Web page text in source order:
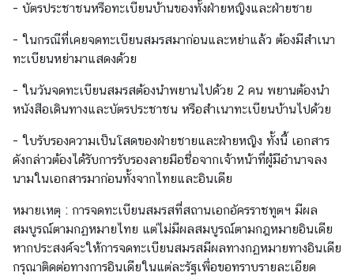
ช
ต
ข่
า
ว
ส
า
/
กิ
จ
ก
- บัตรประชาชนหรือทะเบียนบ้านของทั้งฝ่ายหญิงและฝ่ายชาย
- ในกรณีที่เคยจดทะเบียนสมรสมาก่อนและหย่าแล้ว ต้องมีสำเนา
ทะเบียนหย่ามาแสดงด้วย
- ในวันจดทะเบียนสมรสต้องนำพยานไปด้วย 2 คน พยานต้องนำ
หนังสือเดินทางและบัตรประชาชน หรือสำเนาทะเบียนบ้านไปด้วย
- ใบรับรองความเป็นโสดของฝ่ายชายและฝ่ายหญิง ทั้งนี้ เอกสาร
ดังกล่าวต้องได้รับการรับรองลายมือชื่อจากเจ้าหน้าที่ผู้มีอำนาจลง
นามในเอกสารมาก่อนทั้งจากไทยและอินเดีย
หมายเหตุ : การจดทะเบียนสมรสที่สถานเอกอัครราชทูตฯ มีผล
สมบูรณ์ตามกฏหมายไทย แต่ไม่มีผลสมบูรณ์ตามกฎหมายอินเดีย
หากประสงค์จะให้การจดทะเบียนสมรสมีผลทางกฏหมายทางอินเดีย
กรุณาติดต่อทางการอินเดียในแต่ละรัฐเพื่อขอทราบรายละเอียด